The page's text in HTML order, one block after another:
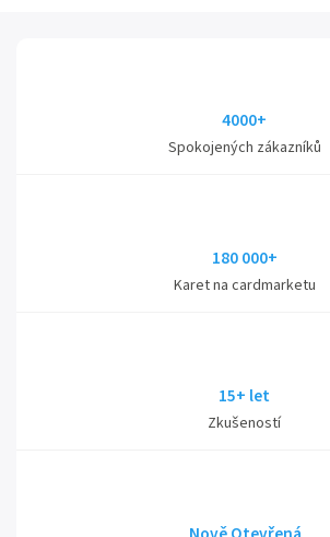
4000+
Spokojených zákazníků
180 000+
Karet na cardmarketu
15+ let
Zkušeností